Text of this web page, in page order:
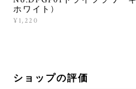
ホワイト)
¥1,220
ショップの評価